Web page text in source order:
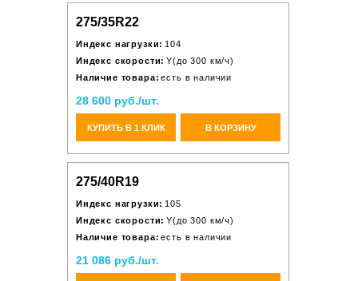
275/35R22
Индекс нагрузки: 104
Индекс скорости: Y(до 300 км/ч)
Наличие товара: есть в наличии
28 600 руб./шт.
КУПИТЬ В 1 КЛИК В КОРЗИНУ
275/40R19
Индекс нагрузки: 105
Индекс скорости: Y(до 300 км/ч)
Наличие товара: есть в наличии
21 086 руб./шт.